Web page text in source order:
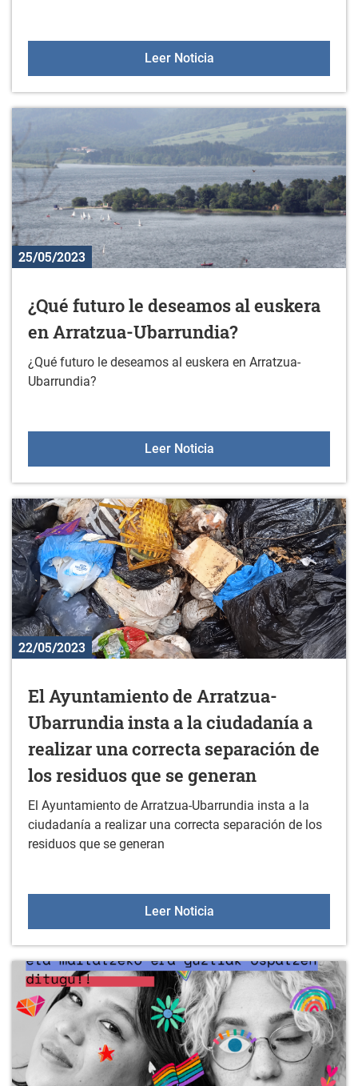
Leer NoticiaCHARLA: Municipios
25/05/2023
¿Qué futuro le deseamos al euskera
en Arratzua-Ubarrundia?
¿Qué futuro le deseamos al euskera en Arratzua-
Ubarrundia?
Leer Noticia¿Qué futuro le
22/05/2023
El Ayuntamiento de Arratzua-
Ubarrundia insta a la ciudadanía a
realizar una correcta separación de
los residuos que se generan
El Ayuntamiento de Arratzua-Ubarrundia insta a la
ciudadanía a realizar una correcta separación de los
residuos que se generan
Leer NoticiaEl Ayuntamiento de